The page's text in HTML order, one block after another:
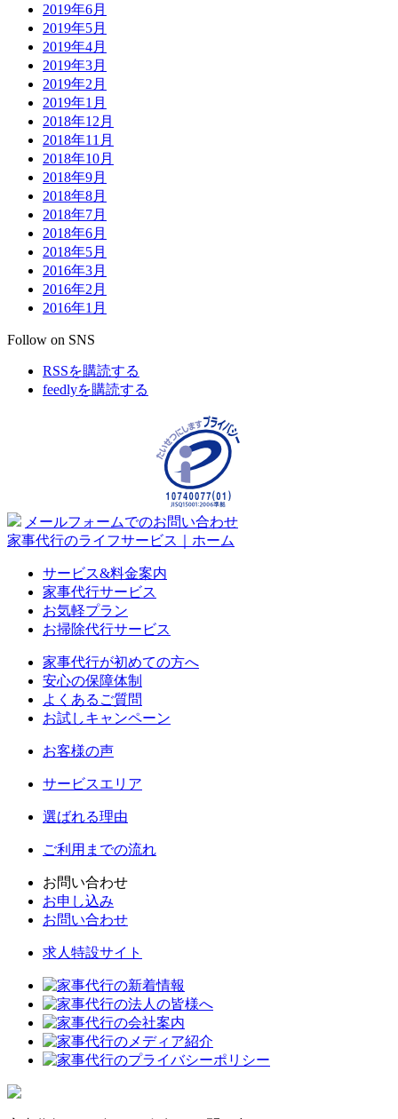
2019年6月
2019年5月
2019年4月
2019年3月
2019年2月
2019年1月
2018年12月
2018年11月
2018年10月
2018年9月
2018年8月
2018年7月
2018年6月
2018年5月
2016年3月
2016年2月
2016年1月
Follow on SNS
RSSを購読する
feedlyを購読する
メールフォームでのお問い合わせ
家事代行のライフサービス｜ホーム
サービス&料金案内
家事代行サービス
お気軽プラン
お掃除代行サービス
家事代行が初めての方へ
安心の保障体制
よくあるご質問
お試しキャンペーン
お客様の声
サービスエリア
選ばれる理由
ご利用までの流れ
お問い合わせ
お申し込み
お問い合わせ
求人特設サイト